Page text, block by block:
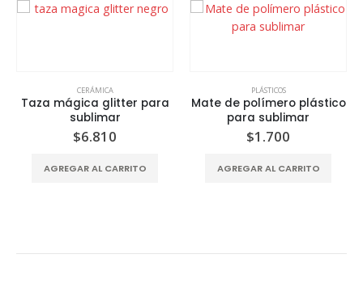
CERÁMICA
Taza mágica glitter para
sublimar
$6.810
AGREGAR AL CARRITO
PLÁSTICOS
Mate de polímero plástico
para sublimar
$1.700
AGREGAR AL CARRITO